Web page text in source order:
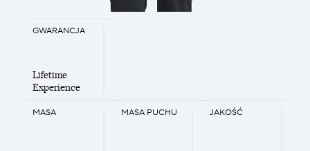
MASA JAKOŚĆ
MASA PUCHU
GWARANCJA
Lifetime
Experience